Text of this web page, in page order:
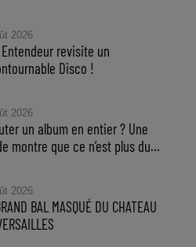
2026
revisite un
Disco !
2026
un album en entier ? Une
montre que ce n’est plus du...
2026
BAL MASQUÉ DU CHATEAU